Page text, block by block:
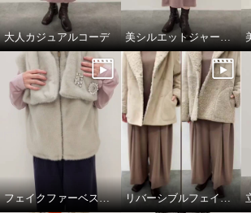
大人カジュアルコーデ 美シルエットジャージーワンピース
フェイクファーベスト&マフラー リバーシブルフェイクムートンコート